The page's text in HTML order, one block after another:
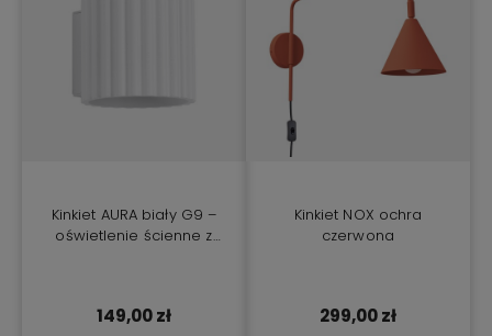
Kinkiet AURA biały G9 –
oświetlenie ścienne z
149,00 zł
Kinkiet NOX ochra
czerwona
299,00 zł